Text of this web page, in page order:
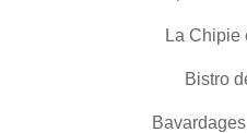
La Chipie
Bistro